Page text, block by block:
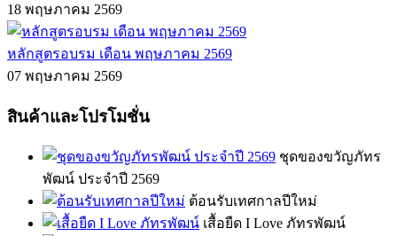
18 พฤษภาคม 2569
หลักสูตรอบรม เดือน พฤษภาคม 2569
07 พฤษภาคม 2569
สินค้าและโปรโมชั่น
ชุดของขวัญภัทร
พัฒน์ ประจำปี 2569
ต้อนรับเทศกาลปีใหม่
เสื้อยืด I Love ภัทรพัฒน์